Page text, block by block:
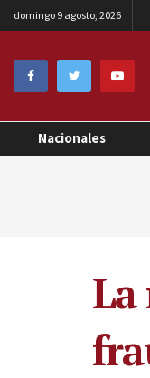
domingo 9 agosto, 2026
Nacionales
La